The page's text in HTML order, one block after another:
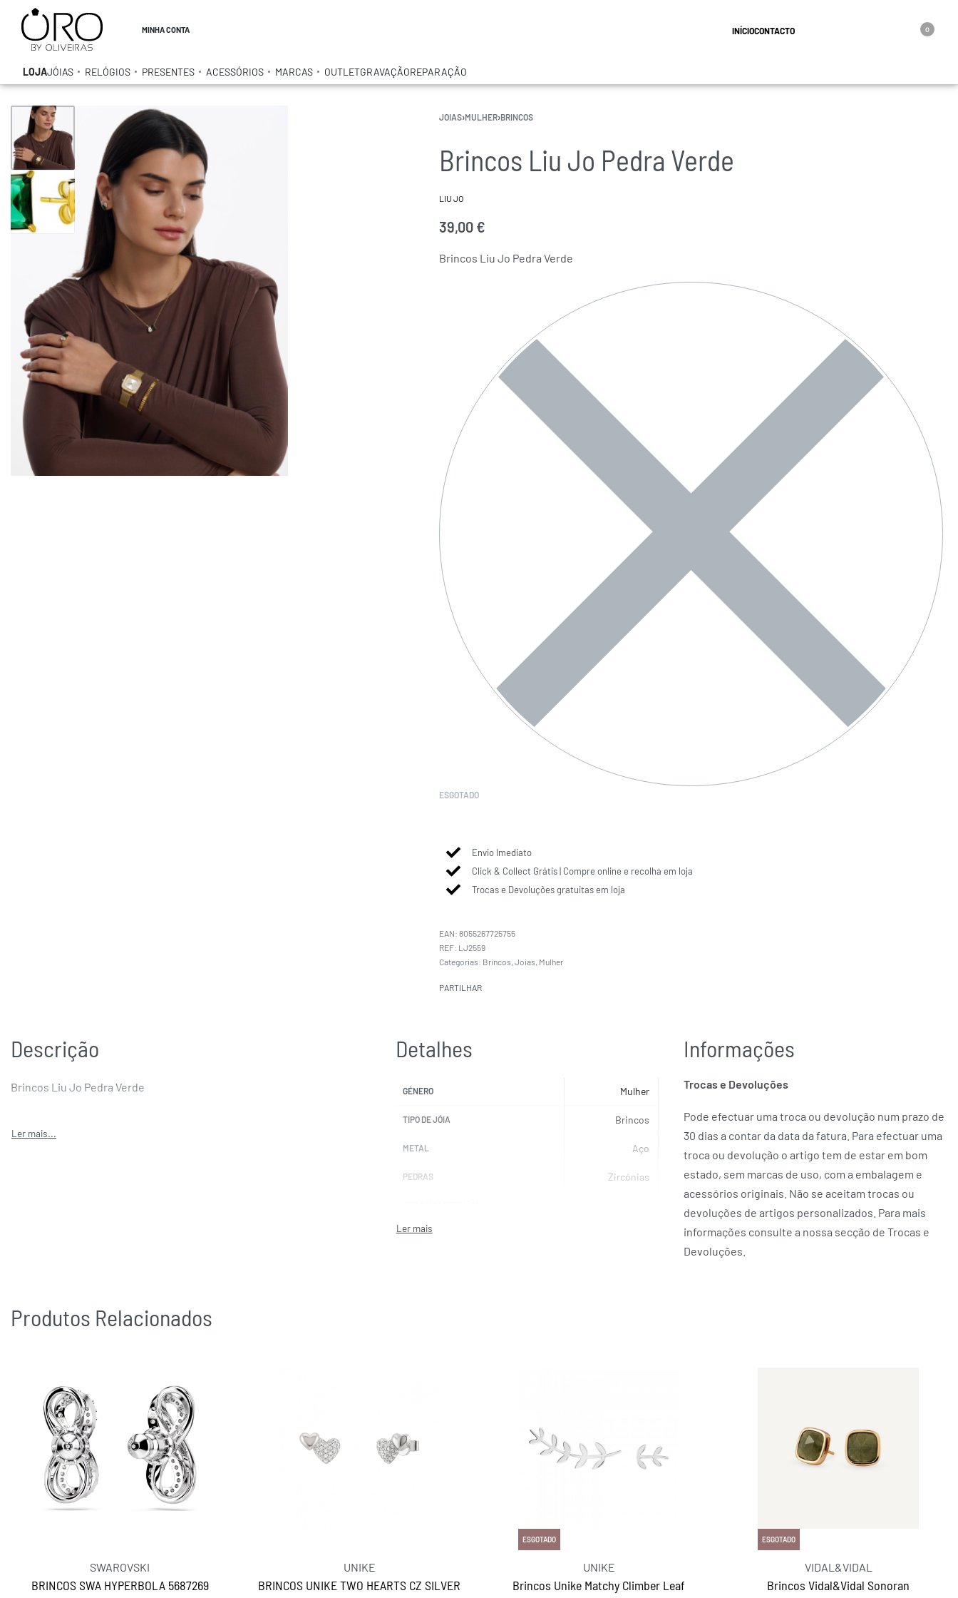
MINHA CONTA INÍCIOCONTACTO 0
LOJAJÓIAS RELÓGIOS PRESENTES ACESSÓRIOS MARCAS OUTLETGRAVAÇÃOREPARAÇÃO
JOIAS›MULHER›BRINCOS
Brincos Liu Jo Pedra Verde
LIU JO
39,00 €
Brincos Liu Jo Pedra Verde
ESGOTADO
Envio Imediato
Click & Collect Grátis | Compre online e recolha em loja
Trocas e Devoluções gratuitas em loja
EAN:8055267725755
LJ2559
Categorias: Brincos,Joias, Mulher
PARTILHAR
Descrição
Brincos Liu Jo Pedra Verde
Detalhes
GÉNERO Mulher
TIPO DE JÓIA Brincos
METAL Aço
PEDRAS Zircónias
MARCAS
Informações
Trocas e Devoluções
Pode efectuar uma troca ou devolução num prazo de
30 dias a contar da data da fatura. Para efectuar uma
troca ou devolução o artigo tem de estar em bom
estado, sem marcas de uso, com a embalagem e
acessórios originais. Não se aceitam trocas ou
devoluções de artigos personalizados. Para mais
informações consulte a nossa secção de Trocas e
Devoluções.
Produtos Relacionados
SWAROVSKI
BRINCOS SWA HYPERBOLA 5687269
UNIKE
BRINCOS UNIKE TWO HEARTS CZ SILVER
ESGOTADO
UNIKE
Brincos Unike Matchy Climber Leaf
ESGOTADO
VIDAL&VIDAL
Brincos Vidal&Vidal Sonoran